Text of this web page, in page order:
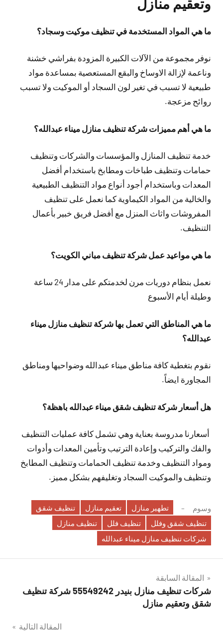
وتعقيم منازل
ما هي المواد المستخدمة في تنظيف موكيت وسجاد؟
نوفر مجموعة من الآلات الكبيرة المزودة بفراشي خشنة
وناعمة لإزالة الاوساخ والبقع المستعصية بمساعدة مواد
طبيعية لا تسبب في تغير لون السجاد أو الموكيت ولا تسبب
روائح مزعجة.
ما هي أهم مميزات شركة تنظيف منازل ميناء عبدالله؟
خدمة تنظيف المنازل والمؤسسات والشركات وتنظيف
حمامات وتنظيف طباخات ومطابخ باستخدام أفضل
المعدات وباستخدام أجود أنواع مواد التنظيف الطبيعية
والخالية من المواد الكيماوية كما نعمل على تنظيف
المفروشات واثاث المنزل مع أفضل فريق خبير بأعمال
التنظيف.
ما هي مواعيد عمل شركة تنظيف مباني الكويت؟
نعمل بنظام دوريات مرن لخدمتكم على مدار 24 ساعة
وطيلة أيام الأسبوع
ما هي المناطق التي تعمل بها شركة تنظيف منازل ميناء
عبدالله؟
نقوم بتغطية كافة مناطق ميناء عبدالله وضواحيها ومناطق
المجاورة ايضاً.
هل أسعار شركة تنظيف شقق ميناء عبدالله باهظة؟
أسعارنا مدروسة بعناية وهي تشمل كافة عمليات التنظيف
والفك والتركيب وإعادة الترتيب وتأمين المعدات وأدوات
ومواد التنظيف وخدمة تنظيف الحمامات وتنظيف المطابخ
وتنظيف والموكيت السجاد وتغليفهم بشكل مميز.
وسوم تطهير منازل تعقيم منازل
تنظيف شقق
تنظيف شقق وفلل
تنظيف فلل
تنظيف منازل
شركات تنظيف منازل ميناء عبدالله
تصفّح
المقالات
المقالة السابقة
شركات تنظيف منازل بنيدر 55549242 شركة تنظيف
شقق وتعقيم منازل
المقالة التالية